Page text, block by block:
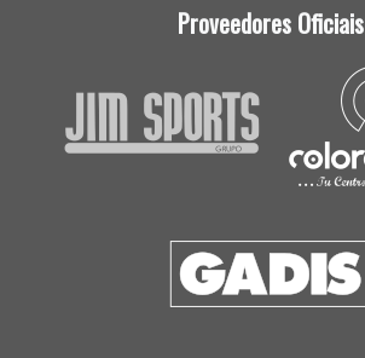
Proveedores Oficiais